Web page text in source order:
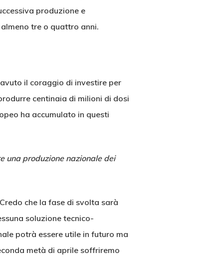
produzione e
tre o quattro anni.
il coraggio di investire per
centinaia di milioni di dosi
ha accumulato in questi
una produzione nazionale dei
che la fase di svolta sarà
soluzione tecnico-
potrà essere utile in futuro ma
metà di aprile soffriremo